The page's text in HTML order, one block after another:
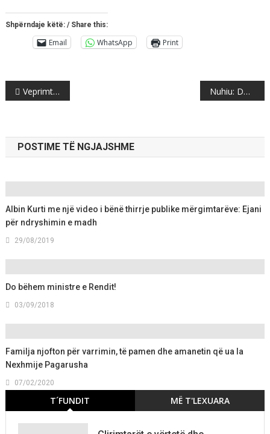
Shpërndaje këtë: / Share this:
Email WhatsApp Print
Post
navigation
Veprimtari i LDK-së, thirrje partisë: Kryetari Mustafa të lirojë postin, reflektoni ose u fundosëm! Nuhiu: Do t’i identifikojmë gjyqtarët dhe prokurorët me paragjykime etnike
POSTIME TË NGJAJSHME
Albin Kurti me një video i bënë thirrje publike mërgimtarëve: Ejani
për ndryshimin e madh
29/08/2019
Do bëhem ministre e Rendit!
03/09/2018
Familja njofton për varrimin, të pamen dhe amanetin që ua la
Nexhmije Pagarusha
07/02/2020
T´FUNDIT MË T'LEXUARA